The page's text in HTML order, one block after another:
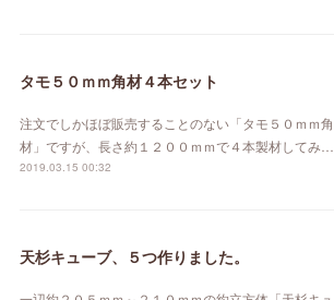
タモ５０ｍｍ角材４本セット
注文でしかほぼ販売することのない「タモ５０ｍｍ角
材」ですが、長さ約１２００ｍｍで４本製材してみ…
2019.03.15 00:32
天杉キューブ、５つ作りました。